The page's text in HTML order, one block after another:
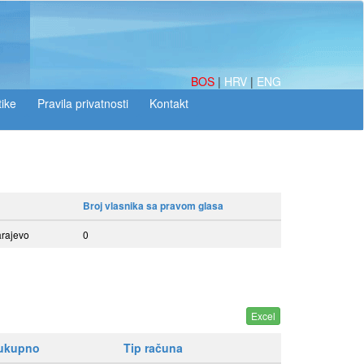
BOS | HRV | ENG
Broj vlasnika sa pravom glasa
0
Tip računa